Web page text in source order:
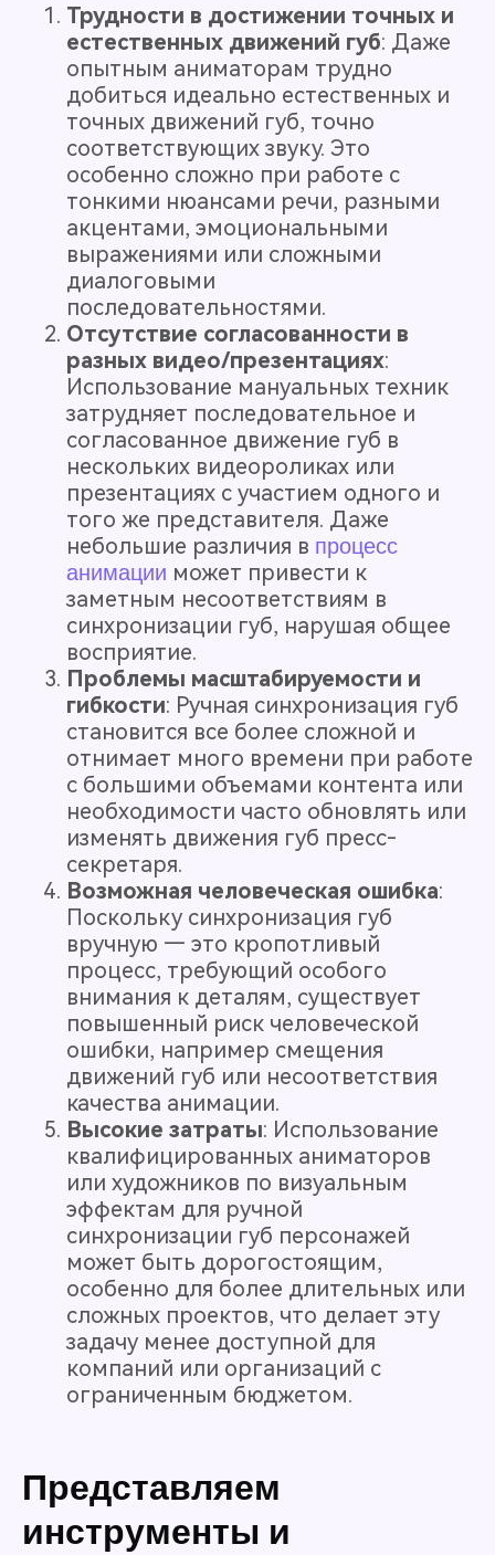
Трудности в достижении точных и
естественных движений губ: Даже
опытным аниматорам трудно
добиться идеально естественных и
точных движений губ, точно
соответствующих звуку. Это
особенно сложно при работе с
тонкими нюансами речи, разными
акцентами, эмоциональными
выражениями или сложными
диалоговыми
последовательностями.
Отсутствие согласованности в
разных видео/презентациях:
Использование мануальных техник
затрудняет последовательное и
согласованное движение губ в
нескольких видеороликах или
презентациях с участием одного и
того же представителя. Даже
небольшие различия в процесс
анимации может привести к
заметным несоответствиям в
синхронизации губ, нарушая общее
восприятие.
Проблемы масштабируемости и
гибкости: Ручная синхронизация губ
становится все более сложной и
отнимает много времени при работе
с большими объемами контента или
необходимости часто обновлять или
изменять движения губ пресс-
секретаря.
Возможная человеческая ошибка:
Поскольку синхронизация губ
вручную — это кропотливый
процесс, требующий особого
внимания к деталям, существует
повышенный риск человеческой
ошибки, например смещения
движений губ или несоответствия
качества анимации.
Высокие затраты: Использование
квалифицированных аниматоров
или художников по визуальным
эффектам для ручной
синхронизации губ персонажей
может быть дорогостоящим,
особенно для более длительных или
сложных проектов, что делает эту
задачу менее доступной для
компаний или организаций с
ограниченным бюджетом.
Представляем
инструменты и